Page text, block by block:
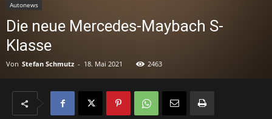
Autonews
Die neue Mercedes-Maybach S-
Klasse
Von Stefan Schmutz - 18. Mai 2021 2463